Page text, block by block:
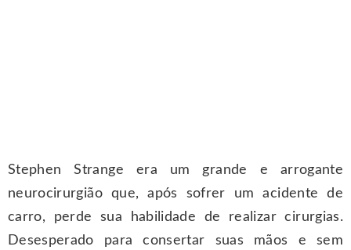
Stephen Strange era um grande e arrogante
neurocirurgião que, após sofrer um acidente de
carro, perde sua habilidade de realizar cirurgias.
Desesperado para consertar suas mãos e sem